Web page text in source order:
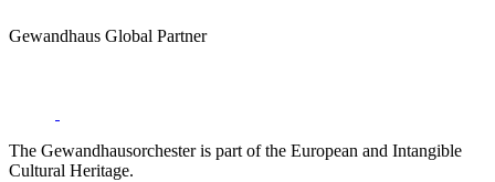
Gewandhaus Global Partner
The Gewandhausorchester is part of the European and Intangible
Cultural Heritage.